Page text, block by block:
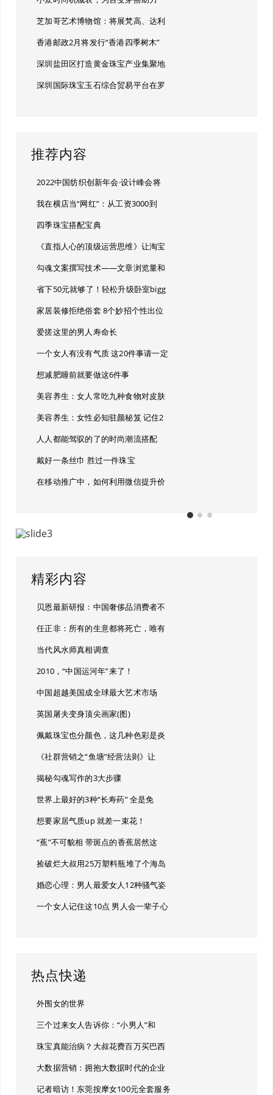
芝加哥艺术博物馆：将展梵高、达利
香港邮政2月将发行“香港四季树木”
深圳盐田区打造黄金珠宝产业集聚地
深圳国际珠宝玉石综合贸易平台在罗
推荐内容
2022中国纺织创新年会·设计峰会将
我在横店当“网红”：从工资3000到
四季珠宝搭配宝典
《直指人心的顶级运营思维》让淘宝
勾魂文案撰写技术——文章浏览量和
省下50元就够了！轻松升级卧室bigg
家居装修拒绝俗套 8个妙招个性出位
爱搓这里的男人寿命长
一个女人有没有气质 这20件事请一定
想减肥睡前就要做这6件事
美容养生：女人常吃九种食物对皮肤
美容养生：女性必知驻颜秘笈 记住2
人人都能驾驭的了的时尚潮流搭配
戴好一条丝巾 胜过一件珠宝
在移动推广中，如何利用微信提升价
精彩内容
贝恩最新研报：中国奢侈品消费者不
任正非：所有的生意都将死亡，唯有
当代风水师真相调查
2010，“中国运河年”来了！
中国超越美国成全球最大艺术市场
英国屠夫变身顶尖画家(图)
佩戴珠宝也分颜色，这几种色彩是炎
《社群营销之“鱼塘”经营法则》让
揭秘勾魂写作的3大步骤
世界上最好的3种“长寿药” 全是免
想要家居气质up 就差一束花！
“蕉”不可貌相 带斑点的香蕉居然这
捡破烂大叔用25万塑料瓶堆了个海岛
婚恋心理：男人最爱女人12种骚气姿
一个女人记住这10点 男人会一辈子心
热点快递
外围女的世界
三个过来女人告诉你：“小男人”和
珠宝真能治病？大叔花费百万买巴西
大数据营销：拥抱大数据时代的企业
记者暗访！东莞按摩女100元全套服务